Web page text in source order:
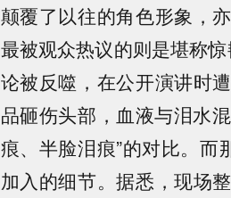
颠覆了以往的角色形象，
最被观众热议的则是堪称
论被反噬，在公开演讲时
品砸伤头部，血液与泪水
痕、半脸泪痕”的对比。而
加入的细节。据悉，现场